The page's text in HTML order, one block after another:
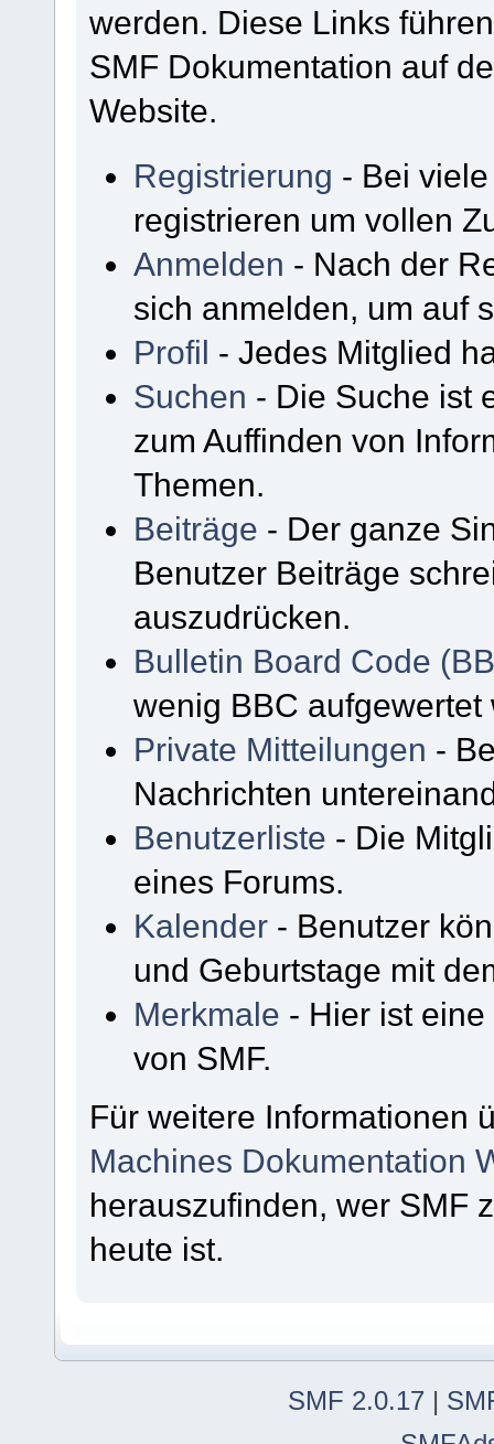
werden. Diese Links
SMF Dokumentation auf
Website.
Registrierung - Bei
registrieren um vollen
Anmelden - Nach der
sich anmelden, um auf
Profil - Jedes Mitglied
Suchen - Die Suche ist
zum Auffinden von
Themen.
Beiträge - Der ganze
Benutzer Beiträge
auszudrücken.
Bulletin Board Code
wenig BBC aufgewertet
Private Mitteilungen -
Nachrichten
Benutzerliste - Die
eines Forums.
Kalender - Benutzer
und Geburtstage mit
Merkmale - Hier ist
von SMF.
Für weitere Informationen
Machines Dokumentation
herauszufinden, wer SMF
heute ist.
SMF 2.0.17 |